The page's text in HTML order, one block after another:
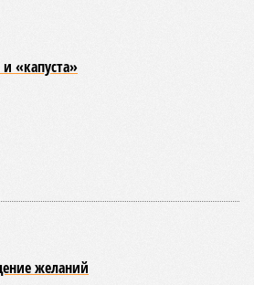
«капуста»
желаний